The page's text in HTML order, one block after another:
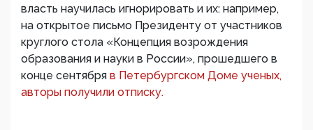
власть научилась игнорировать и их: например,
на открытое письмо Президенту от участников
круглого стола «Концепция возрождения
образования и науки в России», прошедшего в
конце сентября в Петербургском Доме ученых,
авторы получили отписку.